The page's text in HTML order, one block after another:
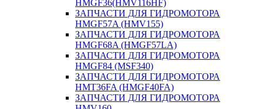
HMGF36(HMV116HF)
ЗАПЧАСТИ ДЛЯ ГИДРОМОТОРА
HMGF57A (HMV155)
ЗАПЧАСТИ ДЛЯ ГИДРОМОТОРА
HMGF68A (HMGF57LA)
ЗАПЧАСТИ ДЛЯ ГИДРОМОТОРА
HMGF84 (MSF340)
ЗАПЧАСТИ ДЛЯ ГИДРОМОТОРА
HMT36FA (HMGF40FA)
ЗАПЧАСТИ ДЛЯ ГИДРОМОТОРА